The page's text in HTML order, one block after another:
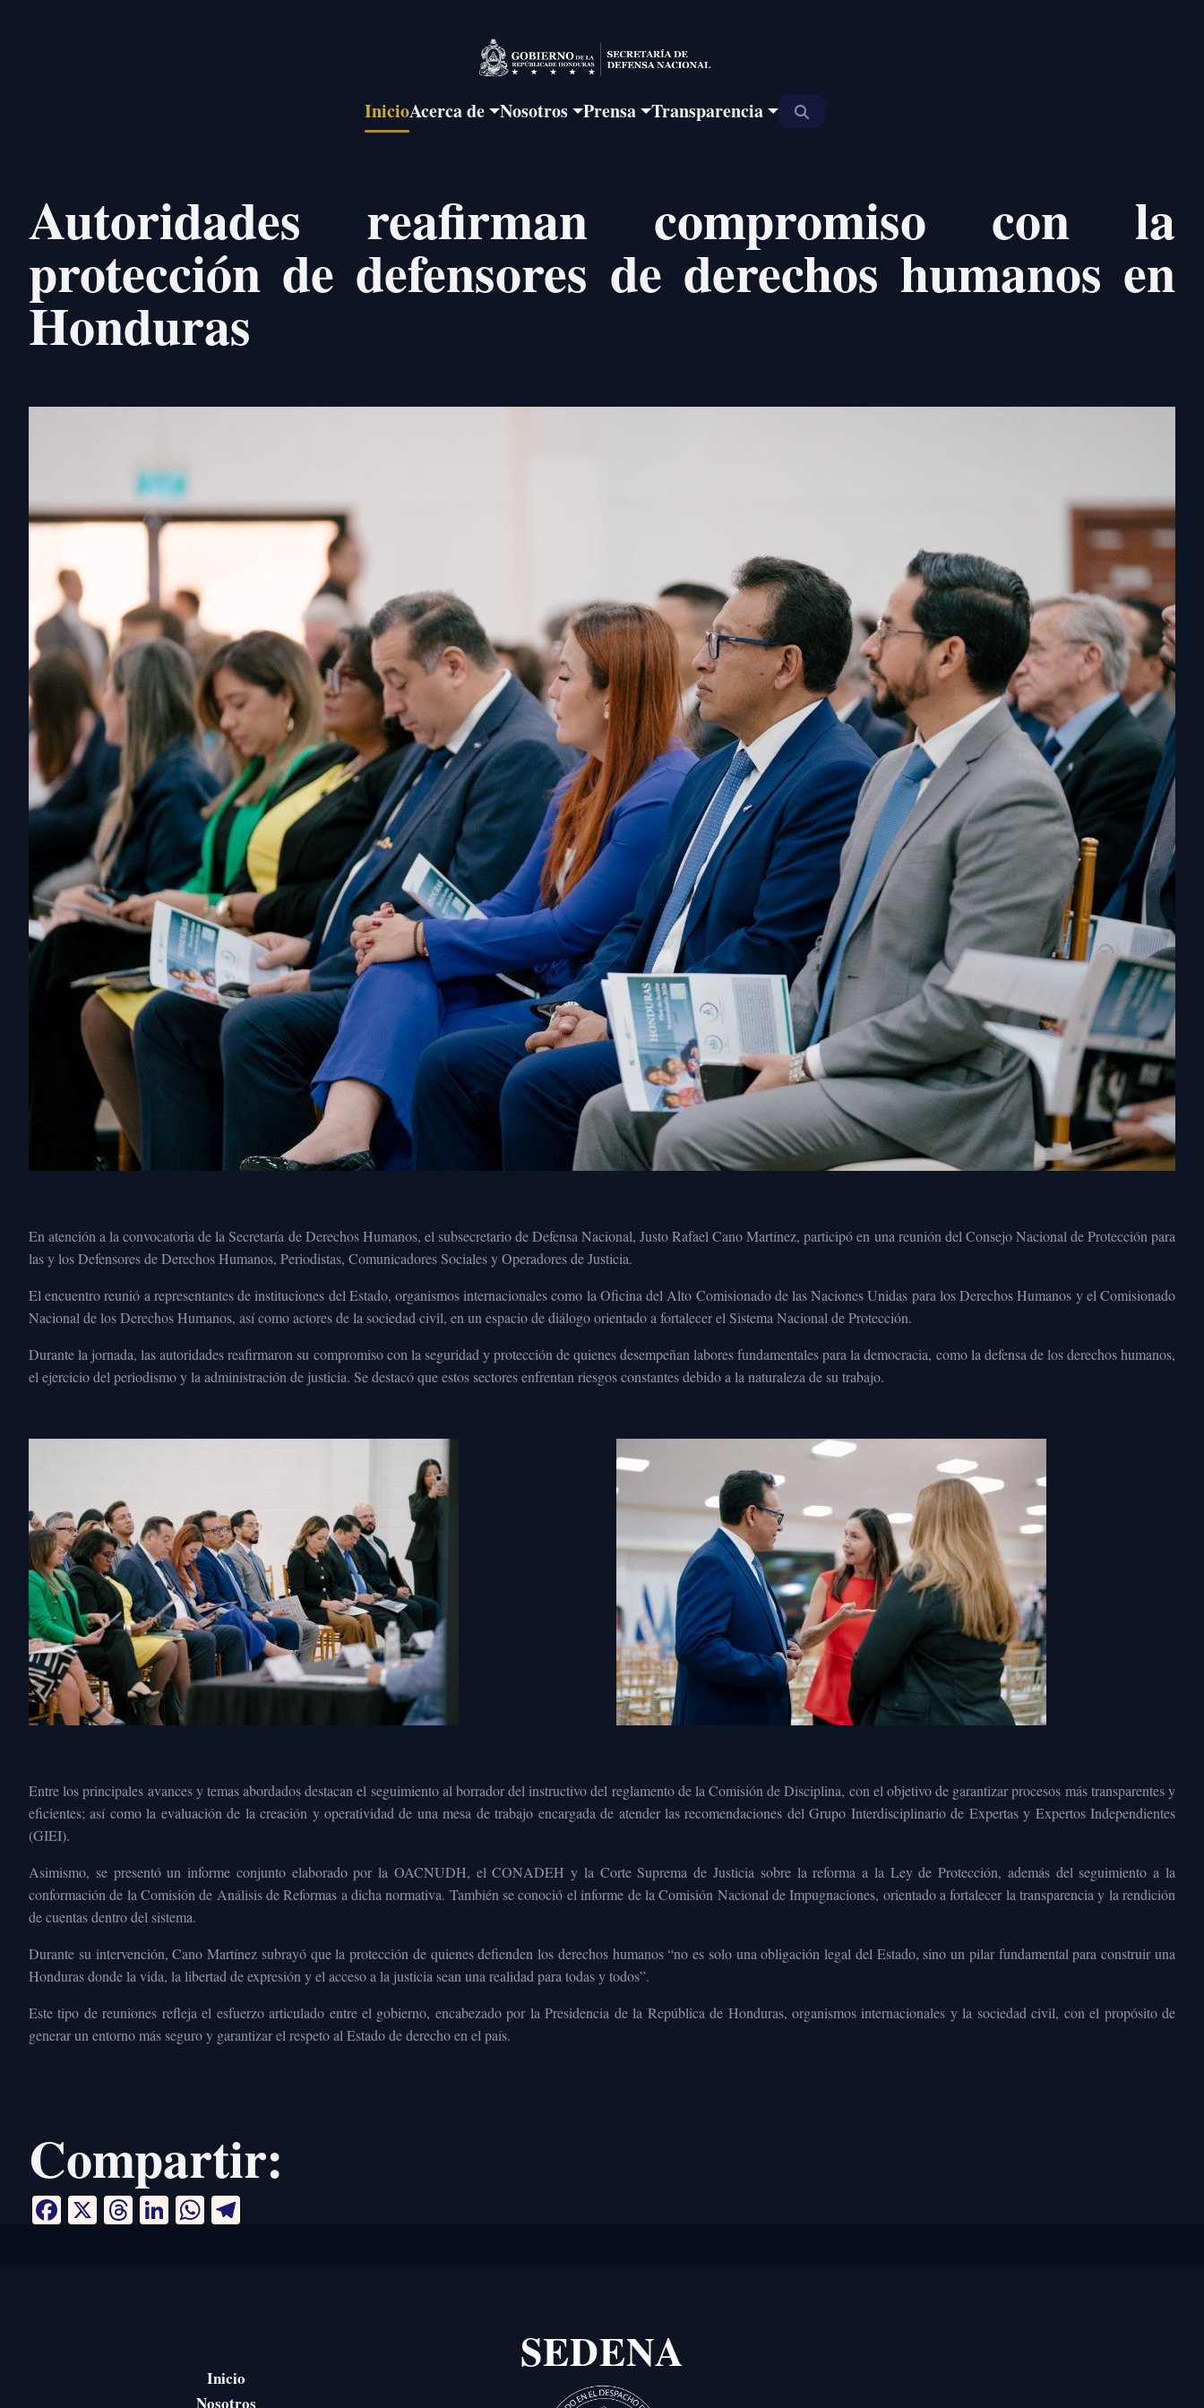
InicioAcerca de Nosotros Prensa Transparencia
Autoridades reafirman compromiso con la
protección de defensores de derechos humanos en
Honduras
En atención a la convocatoria de la Secretaría de Derechos Humanos, el subsecretario de Defensa Nacional, Justo Rafael Cano Martínez, participó en una reunión del Consejo Nacional de Protección para
las y los Defensores de Derechos Humanos, Periodistas, Comunicadores Sociales y Operadores de Justicia.
El encuentro reunió a representantes de instituciones del Estado, organismos internacionales como la Oficina del Alto Comisionado de las Naciones Unidas para los Derechos Humanos y el Comisionado
Nacional de los Derechos Humanos, así como actores de la sociedad civil, en un espacio de diálogo orientado a fortalecer el Sistema Nacional de Protección.
Durante la jornada, las autoridades reafirmaron su compromiso con la seguridad y protección de quienes desempeñan labores fundamentales para la democracia, como la defensa de los derechos humanos,
el ejercicio del periodismo y la administración de justicia. Se destacó que estos sectores enfrentan riesgos constantes debido a la naturaleza de su trabajo.
Entre los principales avances y temas abordados destacan el seguimiento al borrador del instructivo del reglamento de la Comisión de Disciplina, con el objetivo de garantizar procesos más transparentes y
eficientes; así como la evaluación de la creación y operatividad de una mesa de trabajo encargada de atender las recomendaciones del Grupo Interdisciplinario de Expertas y Expertos Independientes
(GIEI).
Asimismo, se presentó un informe conjunto elaborado por la OACNUDH, el CONADEH y la Corte Suprema de Justicia sobre la reforma a la Ley de Protección, además del seguimiento a la
conformación de la Comisión de Análisis de Reformas a dicha normativa. También se conoció el informe de la Comisión Nacional de Impugnaciones, orientado a fortalecer la transparencia y la rendición
de cuentas dentro del sistema.
Durante su intervención, Cano Martínez subrayó que la protección de quienes defienden los derechos humanos “no es solo una obligación legal del Estado, sino un pilar fundamental para construir una
Honduras donde la vida, la libertad de expresión y el acceso a la justicia sean una realidad para todas y todos”.
Este tipo de reuniones refleja el esfuerzo articulado entre el gobierno, encabezado por la Presidencia de la República de Honduras, organismos internacionales y la sociedad civil, con el propósito de
generar un entorno más seguro y garantizar el respeto al Estado de derecho en el país.
Compartir:
Facebook
X Threads
LinkedIn
WhatsApp
Inicio
Nosotros
SEDENA